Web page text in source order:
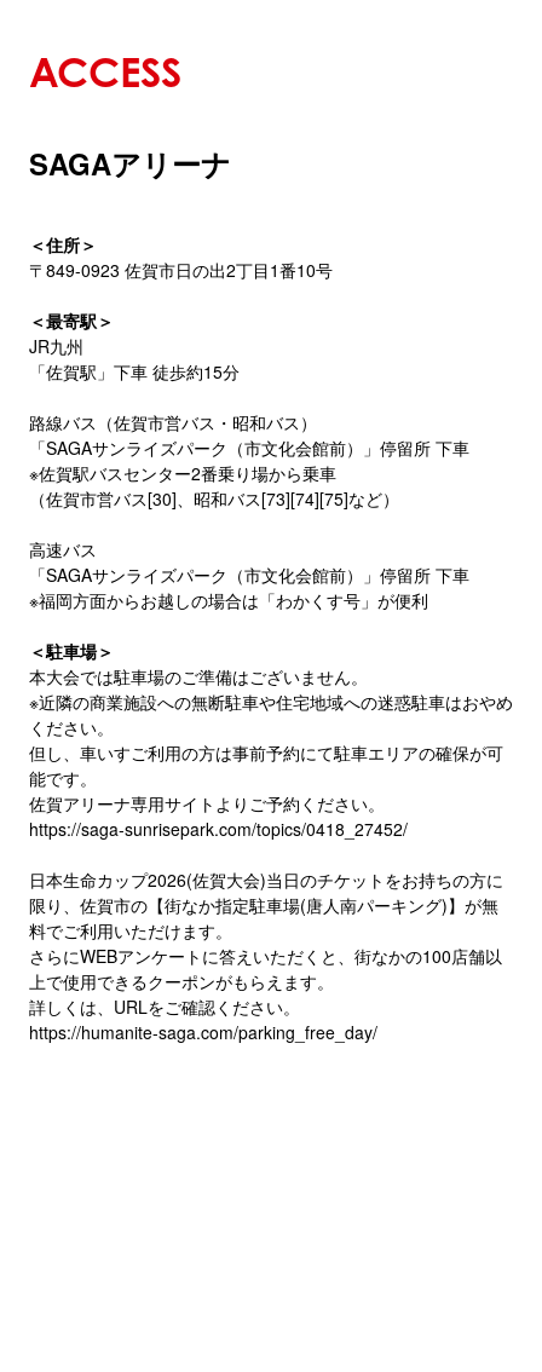
ACCESS
SAGAアリーナ
＜住所＞
〒849-0923 佐賀市日の出2丁目1番10号
＜最寄駅＞
JR九州
「佐賀駅」下車 徒歩約15分
路線バス（佐賀市営バス・昭和バス）
「SAGAサンライズパーク（市文化会館前）」停留所 下車
※佐賀駅バスセンター2番乗り場から乗車
（佐賀市営バス[30]、昭和バス[73][74][75]など）
高速バス
「SAGAサンライズパーク（市文化会館前）」停留所 下車
※福岡方面からお越しの場合は「わかくす号」が便利
＜駐車場＞
本大会では駐車場のご準備はございません。
※近隣の商業施設への無断駐車や住宅地域への迷惑駐車はおやめ
ください。
但し、車いすご利用の方は事前予約にて駐車エリアの確保が可
能です。
佐賀アリーナ専用サイトよりご予約ください。
https://saga-sunrisepark.com/topics/0418_27452/
日本生命カップ2026(佐賀大会)当日のチケットをお持ちの方に
限り、佐賀市の【街なか指定駐車場(唐人南パーキング)】が無
料でご利用いただけます。
さらにWEBアンケートに答えいただくと、街なかの100店舗以
上で使用できるクーポンがもらえます。
詳しくは、URLをご確認ください。
https://humanite-saga.com/parking_free_day/